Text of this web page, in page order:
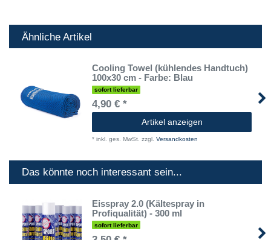
Ähnliche Artikel
Cooling Towel (kühlendes Handtuch)
100x30 cm - Farbe: Blau
sofort lieferbar
4,90 € *
Artikel anzeigen
* inkl. ges. MwSt. zzgl. Versandkosten
Das könnte noch interessant sein...
Eisspray 2.0 (Kältespray in
Profiqualität) - 300 ml
sofort lieferbar